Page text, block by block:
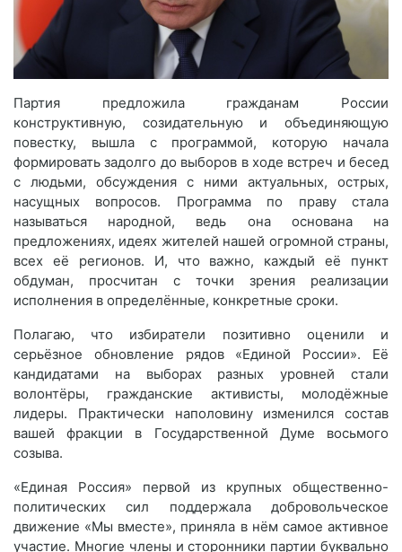
Партия предложила гражданам России
конструктивную, созидательную и объединяющую
повестку, вышла с программой, которую начала
формировать задолго до выборов в ходе встреч и бесед
с людьми, обсуждения с ними актуальных, острых,
насущных вопросов. Программа по праву стала
называться народной, ведь она основана на
предложениях, идеях жителей нашей огромной страны,
всех её регионов. И, что важно, каждый её пункт
обдуман, просчитан с точки зрения реализации
исполнения в определённые, конкретные сроки.
Полагаю, что избиратели позитивно оценили и
серьёзное обновление рядов «Единой России». Её
кандидатами на выборах разных уровней стали
волонтёры, гражданские активисты, молодёжные
лидеры. Практически наполовину изменился состав
вашей фракции в Государственной Думе восьмого
созыва.
«Единая Россия» первой из крупных общественно-
политических сил поддержала добровольческое
движение «Мы вместе», приняла в нём самое активное
участие. Многие члены и сторонники партии буквально